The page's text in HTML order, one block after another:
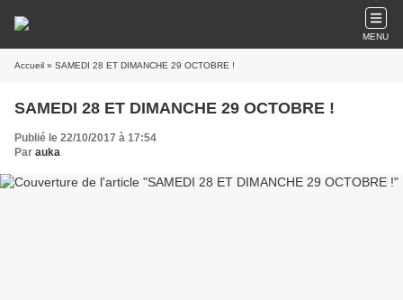
MENU
Accueil » SAMEDI 28 ET DIMANCHE 29 OCTOBRE !
SAMEDI 28 ET DIMANCHE 29 OCTOBRE !
Publié le 22/10/2017 à 17:54
Par auka